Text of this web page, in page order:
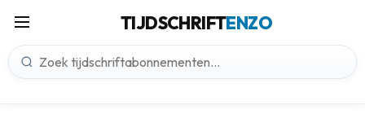
TIJDSCHRIFTENZO